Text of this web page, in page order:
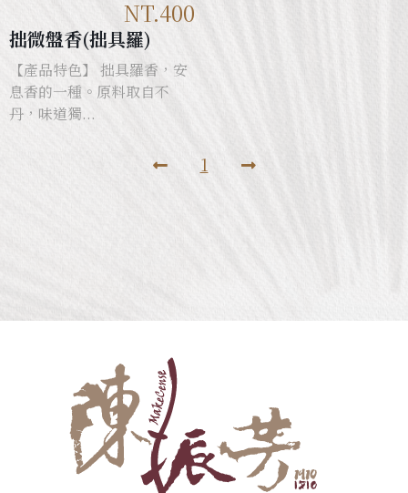
NT.400
拙微盤香(拙具羅)
【產品特色】 拙具羅香，安
息香的一種。原料取自不
丹，味道獨...
1